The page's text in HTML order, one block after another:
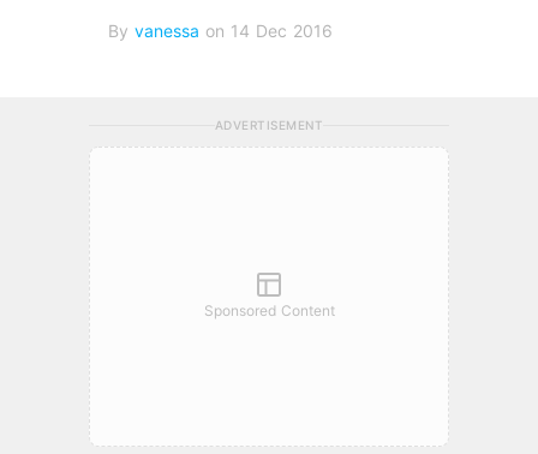
By vanessa on 14 Dec 2016
ADVERTISEMENT
Sponsored Content